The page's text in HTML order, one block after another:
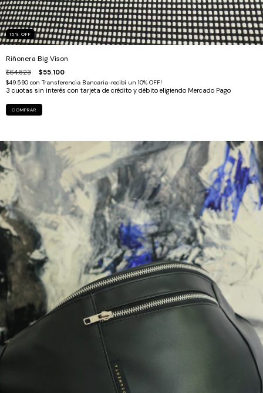
15 % OFF
Riñonera Big Vison
$64.823 $55.100
$49.590 con Transferencia Bancaria-recibí un 10% OFF!